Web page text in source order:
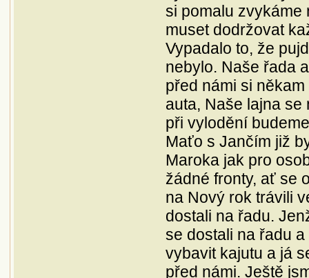
si pomalu zvykáme
muset dodržovat
Vypadalo to, že
nebylo. Naše řada
před námi si
auta, Naše lajna se
při vylodění
Maťo s Jančím již
Maroka jak pro
žádné fronty, ať se
na Nový rok trávili
dostali na řadu.
se dostali na řadu
vybavit kajutu a já
před námi. Ještě